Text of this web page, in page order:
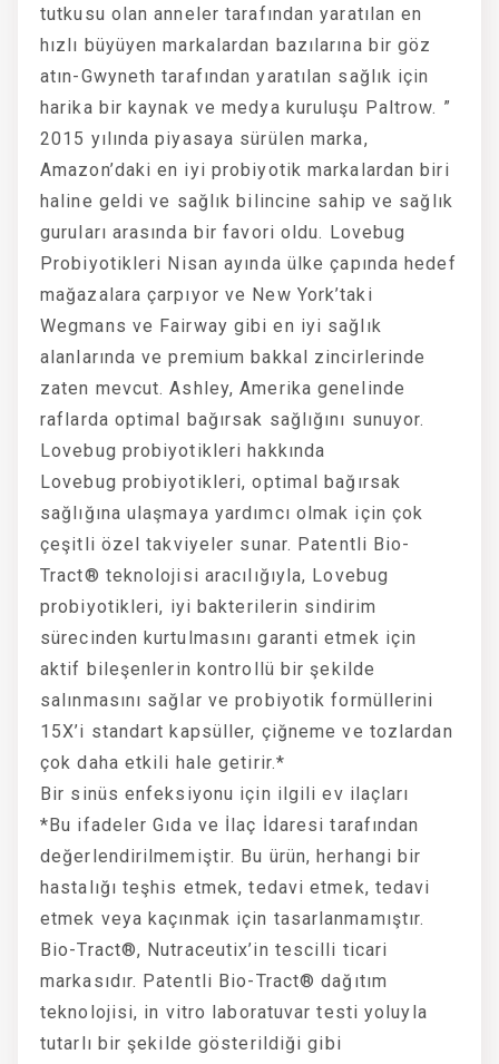
tutkusu olan anneler tarafından yaratılan en
hızlı büyüyen markalardan bazılarına bir göz
atın-Gwyneth tarafından yaratılan sağlık için
harika bir kaynak ve medya kuruluşu Paltrow. ”
2015 yılında piyasaya sürülen marka,
Amazon’daki en iyi probiyotik markalardan biri
haline geldi ve sağlık bilincine sahip ve sağlık
guruları arasında bir favori oldu. Lovebug
Probiyotikleri Nisan ayında ülke çapında hedef
mağazalara çarpıyor ve New York’taki
Wegmans ve Fairway gibi en iyi sağlık
alanlarında ve premium bakkal zincirlerinde
zaten mevcut. Ashley, Amerika genelinde
raflarda optimal bağırsak sağlığını sunuyor.
Lovebug probiyotikleri hakkında
Lovebug probiyotikleri, optimal bağırsak
sağlığına ulaşmaya yardımcı olmak için çok
çeşitli özel takviyeler sunar. Patentli Bio-
Tract® teknolojisi aracılığıyla, Lovebug
probiyotikleri, iyi bakterilerin sindirim
sürecinden kurtulmasını garanti etmek için
aktif bileşenlerin kontrollü bir şekilde
salınmasını sağlar ve probiyotik formüllerini
15X’i standart kapsüller, çiğneme ve tozlardan
çok daha etkili hale getirir.*
Bir sinüs enfeksiyonu için ilgili ev ilaçları
*Bu ifadeler Gıda ve İlaç İdaresi tarafından
değerlendirilmemiştir. Bu ürün, herhangi bir
hastalığı teşhis etmek, tedavi etmek, tedavi
etmek veya kaçınmak için tasarlanmamıştır.
Bio-Tract®, Nutraceutix’in tescilli ticari
markasıdır. Patentli Bio-Tract® dağıtım
teknolojisi, in vitro laboratuvar testi yoluyla
tutarlı bir şekilde gösterildiği gibi